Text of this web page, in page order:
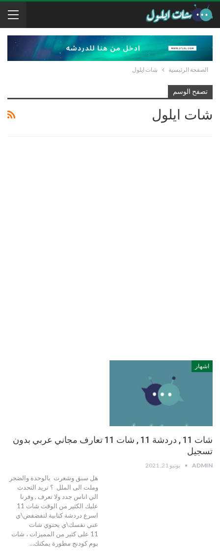
الصفحة الرئيسية شات ايلول
تصفح الوسم
شات ايلول
اشهار
شات 11 , دردشة 11 , شات 11 تعارف مجاني عربي بدون
تسجيل
ADMIN يونيو 21, 2021
هل سبق وشعرت بالوحدة والضجر
وملت الى الملل ؟ تريد التحدث
الي اناس جدد ولا تعرف , وفرنا
عليك الكثير من الوقت شات 11
اسرع دردشة كتابية لتفضفض\ي
عني نفسك\ي يحتوي شات
11 على كثير من المميزات ، شات
بوم كودنج مطورة يمكنك…